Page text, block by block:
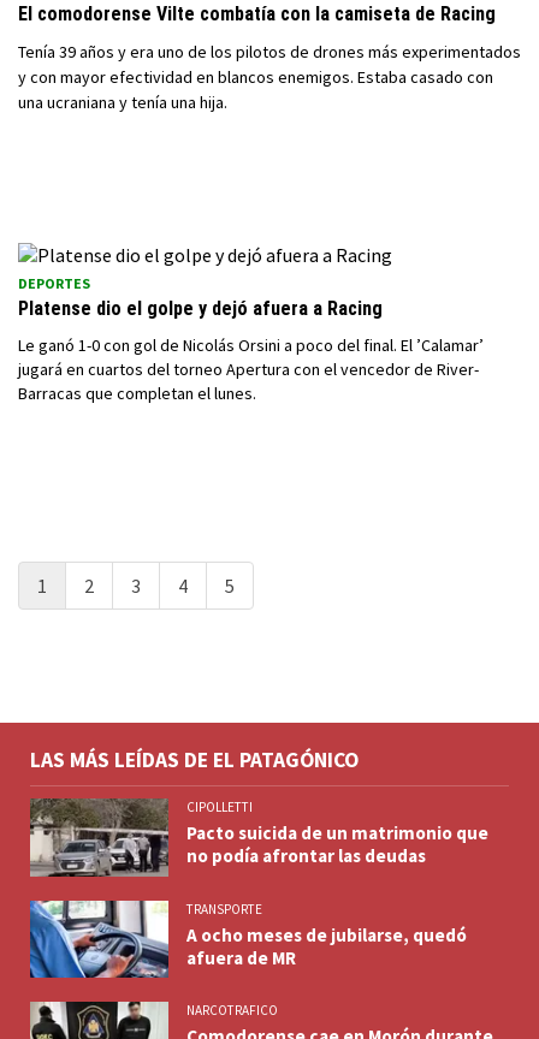
El comodorense Vilte combatía con la camiseta de Racing
Tenía 39 años y era uno de los pilotos de drones más experimentados
y con mayor efectividad en blancos enemigos. Estaba casado con
una ucraniana y tenía una hija.
DEPORTES
Platense dio el golpe y dejó afuera a Racing
Le ganó 1-0 con gol de Nicolás Orsini a poco del final. El ’Calamar’
jugará en cuartos del torneo Apertura con el vencedor de River-
Barracas que completan el lunes.
1 2 3 4 5
LAS MÁS LEÍDAS DE EL PATAGÓNICO
CIPOLLETTI
Pacto suicida de un matrimonio que
no podía afrontar las deudas
TRANSPORTE
A ocho meses de jubilarse, quedó
afuera de MR
NARCOTRAFICO